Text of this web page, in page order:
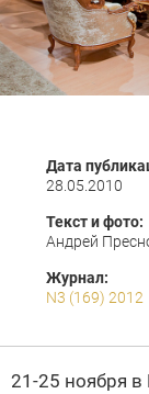
Дата
28.05.2010
Текст и фото:
Андрей
Журнал:
N3 (169) 2012
21-25 ноября